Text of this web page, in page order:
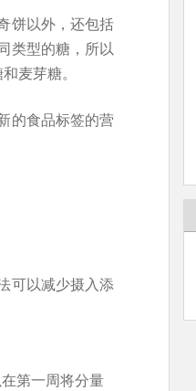
饼以外，还包括
类型的糖，所以
麦芽糖。
的食品标签的营
可以减少摄入添
第一周将分量